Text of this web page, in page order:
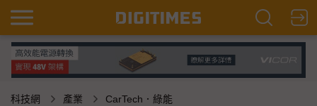
科技網 產業 CarTech．綠能